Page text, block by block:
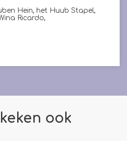
Hein, het Huub Stapel,
Ricardo,
ook